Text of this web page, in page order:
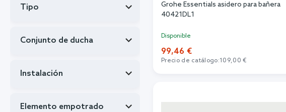
Grohe Essentials asidero para bañera
40421DL1
Disponible
99,46 €
Precio de catálogo:109,00 €
Tipo
Conjunto de ducha
Instalación
Elemento empotrado